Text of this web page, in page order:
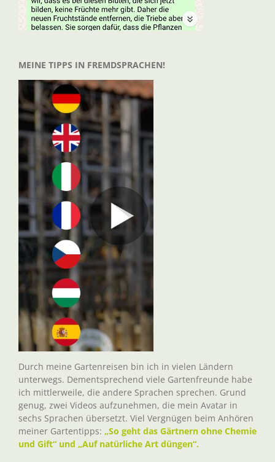
MEINE TIPPS IN FREMDSPRACHEN!
Durch meine Gartenreisen bin ich in vielen Ländern
unterwegs. Dementsprechend viele Gartenfreunde habe
ich mittlerweile, die andere Sprachen sprechen. Grund
genug, zwei Videos aufzunehmen, die mein Avatar in
sechs Sprachen übersetzt. Viel Vergnügen beim Anhören
meiner Gartentipps: „So geht das Gärtnern ohne Chemie
und Gift“ und „Auf natürliche Art düngen“.